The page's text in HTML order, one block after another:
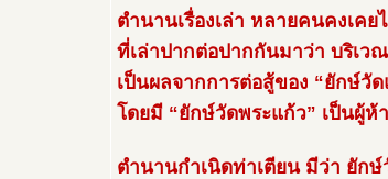
ตำนานเรื่องเล่า หลายคนคงเค
ที่เล่าปากต่อปากกันมาว่า บริเว
เป็นผลจากการต่อสู้ของ “ยักษ์วั
โดยมี “ยักษ์วัดพระแก้ว” เป็นผู้ห้
ตำนานกำเนิดท่าเตียน มีว่า ยัก